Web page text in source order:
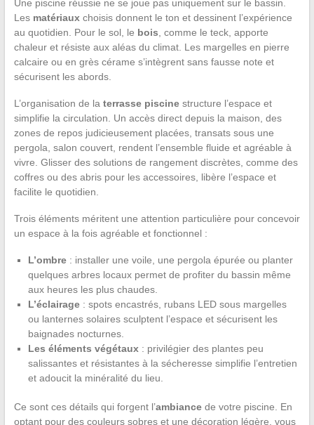
Une piscine réussie ne se joue pas uniquement sur le bassin.
Les matériauxchoisis donnent le ton et dessinent l’expérience
au quotidien. Pour le sol, le bois , comme le teck, apporte
chaleur et résiste aux aléas du climat. Les margelles en pierre
calcaire ou en grès cérame s’intègrent sans fausse note et
sécurisent les abords.
L’organisation de la terrasse piscinestructure l’espace et
simplifie la circulation. Un accès direct depuis la maison, des
zones de repos judicieusement placées, transats sous une
pergola, salon couvert, rendent l’ensemble fluide et agréable à
vivre. Glisser des solutions de rangement discrètes, comme des
coffres ou des abris pour les accessoires, libère l’espace et
facilite le quotidien.
Trois éléments méritent une attention particulière pour concevoir
un espace à la fois agréable et fonctionnel :
L’ombre: installer une voile, une pergola épurée ou planter
quelques arbres locaux permet de profiter du bassin même
aux heures les plus chaudes.
L’éclairage: spots encastrés, rubans LED sous margelles
ou lanternes solaires sculptent l’espace et sécurisent les
baignades nocturnes.
Les éléments végétaux: privilégier des plantes peu
salissantes et résistantes à la sécheresse simplifie l’entretien
et adoucit la minéralité du lieu.
Ce sont ces détails qui forgent l’ambiancede votre piscine. En
optant pour des couleurs sobres et une décoration légère, vous